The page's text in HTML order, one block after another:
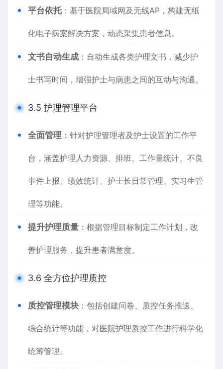
平台依托：基于医院局域网及无线AP，构建无纸
化电子病案解决方案，动态采集患者信息。
文书自动生成 ：自动生成各类护理文书，减少护
士书写时间，增强护士与病患之间的互动与沟通。
3.5 护理管理平台
全面管理 ：针对护理管理者及护士设置的工作平
台，涵盖护理人力资源、排班、工作量统计、不良
事件上报、绩效统计、护士长日常管理、实习生管
理等功能。
提升护理质量 ：根据管理目标制定工作计划，改
善护理服务，提升患者满意度。
3.6 全方位护理质控
质控管理模块 ：包括创建问卷、质控任务推送、
综合统计等功能，对医院护理质控工作进行科学化
统筹管理。